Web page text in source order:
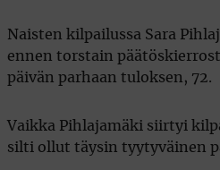
Naisten kilpailussa Sara
ennen torstain
päivän parhaan tuloksen, 72.
Vaikka Pihlajamäki siirtyi
silti ollut täysin tyytyväinen